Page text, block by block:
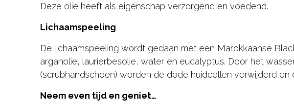
Deze olie heeft als eigenschap verzorgend en voedend.
Lichaamspeeling
De lichaamspeeling wordt gedaan met een Marokkaanse
arganolie, laurierbesolie, water en eucalyptus. Door het
(scrubhandschoen) worden de dode huidcellen verwijderd en
Neem even tijd en geniet…